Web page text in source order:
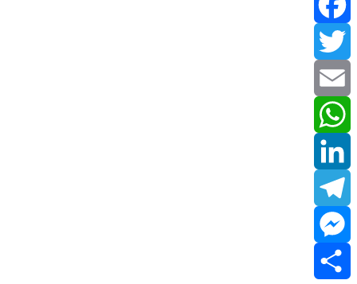
Facebook
Twitter
Email
WhatsApp
LinkedIn
Telegram
Messenger